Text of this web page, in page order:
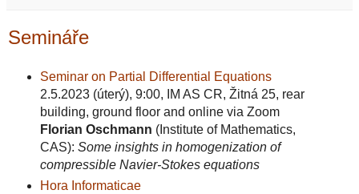
Semináře
Seminar on Partial Differential Equations
2.5.2023 (úterý), 9:00, IM AS CR, Žitná 25, rear
building, ground floor and online via Zoom
Florian Oschmann (Institute of Mathematics,
CAS): Some insights in homogenization of
compressible Navier-Stokes equations
Hora Informaticae